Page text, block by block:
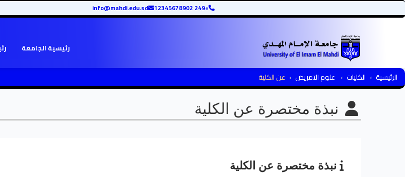
+249 12345678902
info@mahdi.edu.sd
رئيسية الجامعة
الرئيسية الكليات علوم التمريض عن الكلية
نبذة مختصرة عن الكلية
نبذة مختصرة عن الكلية